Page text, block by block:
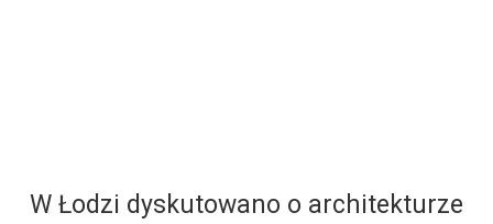
W Łodzi dyskutowano o architekturze